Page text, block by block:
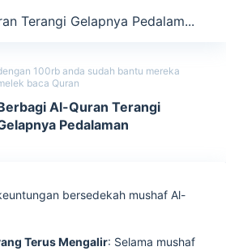
Terangi Gelapnya Pedalam...
100rb anda sudah bantu mereka
baca Quran
Al-Quran Terangi
Pedalaman
bersedekah mushaf Al-
Terus Mengalir: Selama mushaf